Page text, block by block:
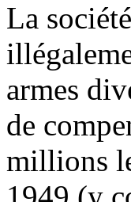
La société
armes
de
millions